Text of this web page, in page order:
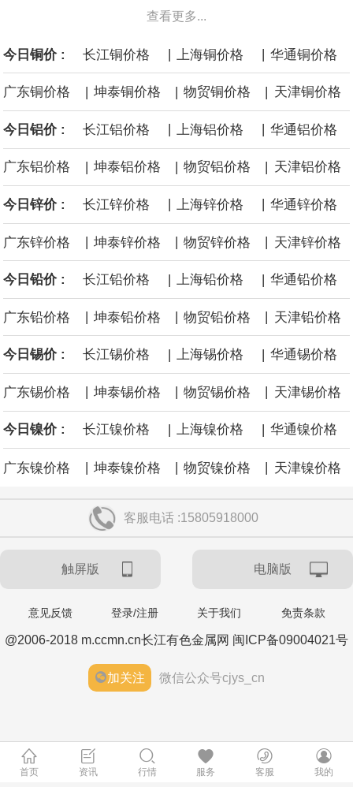
计划建造的15艘核动力“特朗普级”（Trump-class）战列舰，从研发
到采购的总费用可能高达2750亿美元，为美国有史以来最昂贵的水
面战舰项目之一。 根据CBO的初步估算，首舰造价约234亿美元，
后续14艘平均每艘约180亿美元。
黄金价格有望录得自今年1月以来最大单周涨幅。油价走弱为金价提
供支撑，同时投资者正等待美国非农就业数据，以寻找美国利率前
景的线索。StoneX高级分析师马特·辛普森表示，中东和平前景改善
海力士：龙仁工厂将生产高带宽内存（HBM）及其他下一代动态随
机存取存储器（DRAM）。
查看更多...
今日铜价 : 长江铜价格 | 上海铜价格 | 华通铜价格
广东铜价格 | 坤泰铜价格 | 物贸铜价格 | 天津铜价格
今日铝价 : 长江铝价格 上海铝价格 华通铝价格
广东铝价格 | 坤泰铝价格 | 物贸铝价格 | 天津铝价格
今日锌价 : 长江锌价格 上海锌价格 华通锌价格
广东锌价格 | 坤泰锌价格 | 物贸锌价格 | 天津锌价格
今日铅价 : 长江铅价格 | 上海铅价格 | 华通铅价格
广东铅价格 坤泰铅价格 物贸铅价格 天津铅价格
今日锡价 : 长江锡价格 | 上海锡价格 | 华通锡价格
广东锡价格 坤泰锡价格 物贸锡价格 天津锡价格
今日镍价 : 长江镍价格 | 上海镍价格 | 华通镍价格
广东镍价格 | 坤泰镍价格 | 物贸镍价格 | 天津镍价格
客服电话 :15805918000
触屏版 电脑版
意见反馈 登录/注册 关于我们 免责条款
@2006-2018 m.ccmn.cn长江有色金属网 闽ICP备09004021号
加关注 微信公众号cjys_cn
首页 资讯 行情 服务 客服 我的